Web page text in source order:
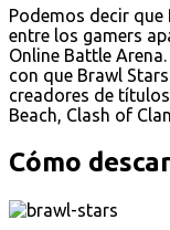
Podemos decir que
entre los gamers
Online Battle
con que Brawl
creadores de
Beach, Clash of
Cómo